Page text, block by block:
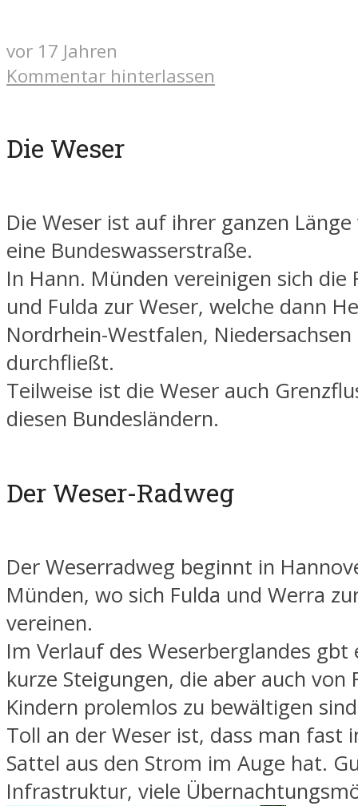
vor 17 Jahren
Kommentar hinterlassen
Die Weser
Die Weser ist auf ihrer ganzen
eine Bundeswasserstraße.
In Hann. Münden vereinigen sich die
und Fulda zur Weser, welche dann
Nordrhein-Westfalen,
durchfließt.
Teilweise ist die Weser auch
diesen Bundesländern.
Der Weser-Radweg
Der Weserradweg beginnt in
Münden, wo sich Fulda und Werra
vereinen.
Im Verlauf des Weserberglandes gbt
kurze Steigungen, die aber auch von
Kindern prolemlos zu bewältigen
Toll an der Weser ist, dass man fast
Sattel aus den Strom im Auge hat.
Infrastruktur, viele